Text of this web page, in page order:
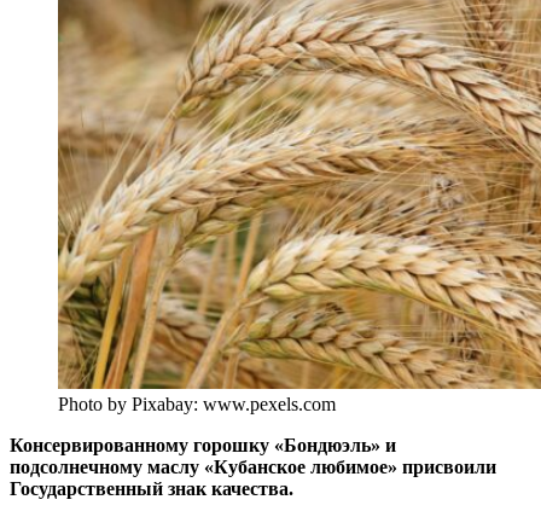
Photo by Pixabay: www.pexels.com
Консервированному горошку «Бондюэль» и
подсолнечному маслу «Кубанское любимое» присвоили
Государственный знак качества.